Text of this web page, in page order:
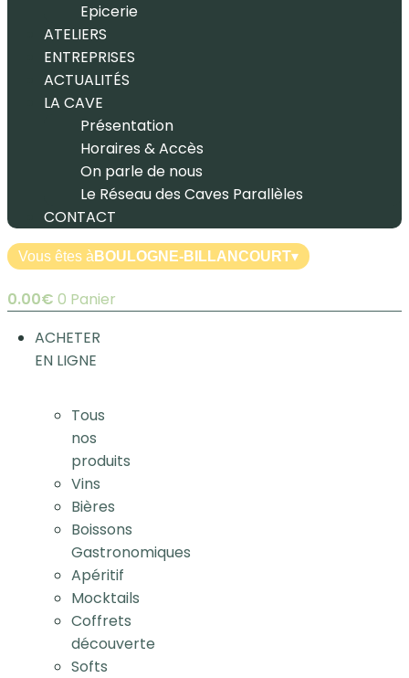
Epicerie
ATELIERS
ENTREPRISES
ACTUALITÉS
LA CAVE
Présentation
Horaires & Accès
On parle de nous
Le Réseau des Caves Parallèles
CONTACT
Vous êtes à BOULOGNE-BILLANCOURT▾
0.00€ 0 Panier
ACHETER
EN LIGNE
Tous
nos
produits
Vins
Bières
Boissons
Gastronomiques
Apéritif
Mocktails
Coffrets
découverte
Softs